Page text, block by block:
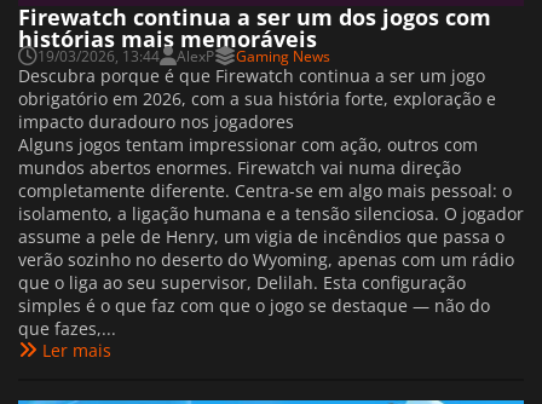
Firewatch continua a ser um dos jogos com
histórias mais memoráveis
19/03/2026, 13:44 AlexP Gaming News
Descubra porque é que Firewatch continua a ser um jogo
obrigatório em 2026, com a sua história forte, exploração e
impacto duradouro nos jogadores
Alguns jogos tentam impressionar com ação, outros com
mundos abertos enormes. Firewatch vai numa direção
completamente diferente. Centra-se em algo mais pessoal: o
isolamento, a ligação humana e a tensão silenciosa. O jogador
assume a pele de Henry, um vigia de incêndios que passa o
verão sozinho no deserto do Wyoming, apenas com um rádio
que o liga ao seu supervisor, Delilah. Esta configuração
simples é o que faz com que o jogo se destaque — não do
que fazes,...
Ler mais